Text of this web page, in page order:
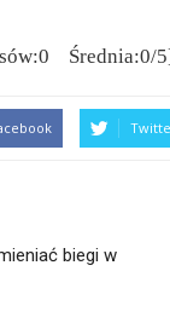
Średnia:0/5]
biegi w